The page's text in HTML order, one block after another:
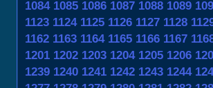
1084 1085 1086 1087 1088 1089
1123 1124 1125 1126 1127 1128
1162 1163 1164 1165 1166 1167
1201 1202 1203 1204 1205 1206
1239 1240 1241 1242 1243 1244